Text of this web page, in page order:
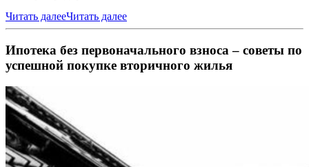
Читать далееЧитать далее
Ипотека без первоначального взноса – советы по
успешной покупке вторичного жилья